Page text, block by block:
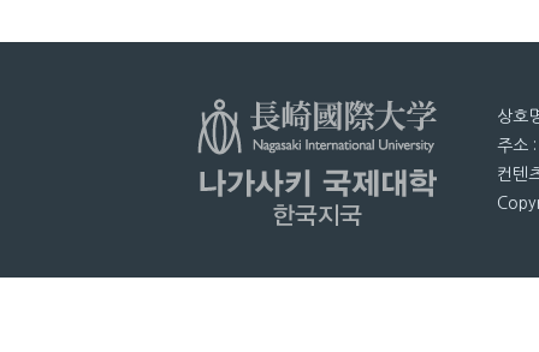
상호
주소
컨텐